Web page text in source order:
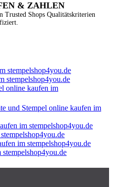
& ZAHLEN
Trusted Shops Qualitätskriterien